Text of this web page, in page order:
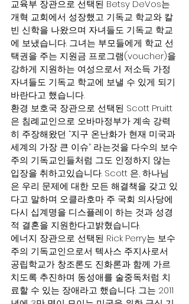
교육부 장관으로 선택된 Betsy DeVos는
개혁 교회에서 성장했고 기독교 학교와 칼
빈 신학을 나왔으며 자녀들도 기독교 학교
에 보냈습니다. 그녀는 부모들에게 학교 선
택권을 주는 지원금 프로그램(voucher)을
강하게 지원하는 여성으로서 저소득 가정
자녀들도 기독교 학교에 보낼 수 있게 되기
바란다고 했습니다.
환경 보호국 장관으로 선택된 Scott Pruitt
은 침례교인으로 오바마정부가 계속 강력
히 주장해왔던 “지구 온난화가 현재 미국과
세계의 가장 큰 이슈” 라는것을 다수의 보수
주의 기독교인들처럼 그도 인정하지 않는
입장을 취하고있습니다. Scott 은, 하나님
은 우리 문제에 대한 모든 해결책을 갖고 있
다고 말하며 오클라호마 주 국회 의사당에
다시 십계명을 디스플레이 하는 것과 성경
적 결혼을 지원한다고밝혔습니다.
에너지 장관으로 선택된 Rick Perry는 보수
주의 기독교인으로서 텍사스 주지사로서
공립학교가 창조론도 진화론과 함께 가르
치도록 추진하며 동성애를 술중독처럼 치
료할 수 있는 장애라고 했습니다. 그는 2011